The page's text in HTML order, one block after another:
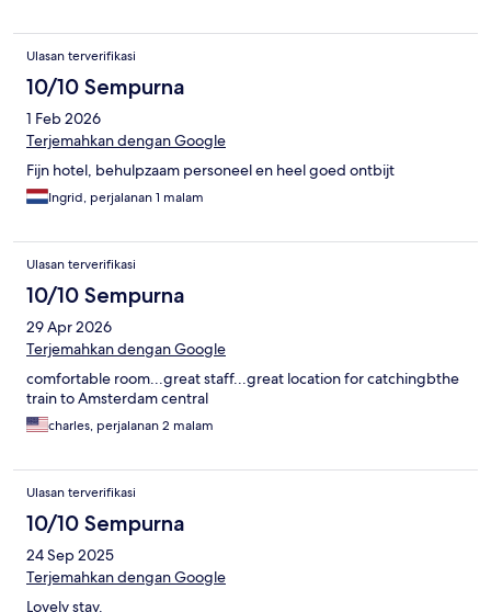
Ulasan terverifikasi
10/10 Sempurna
1 Feb 2026
Terjemahkan dengan Google
Fijn hotel, behulpzaam personeel en heel goed ontbijt
Ingrid, perjalanan 1 malam
Ulasan terverifikasi
10/10 Sempurna
29 Apr 2026
Terjemahkan dengan Google
comfortable room...great staff...great location for catchingbthe
train to Amsterdam central
charles, perjalanan 2 malam
Ulasan terverifikasi
10/10 Sempurna
24 Sep 2025
Terjemahkan dengan Google
Lovely stay.